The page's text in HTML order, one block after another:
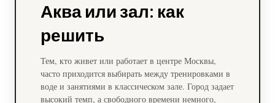
Аква или зал: как
решить
Тем, кто живет или работает в центре Москвы,
часто приходится выбирать между тренировками в
воде и занятиями в классическом зале. Город задает
высокий темп, а свободного времени немного,